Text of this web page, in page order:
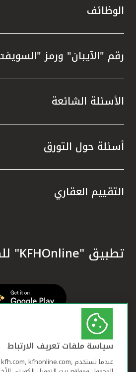
الوظائف
رقم "الآيبان" ورمز
الأسئلة الشائعة
أسئلة حول التورق
التقييم العقاري
تطبيق "KFHOnline" للهواتف الذكية
سياسة ملفات تعريف الارتباط